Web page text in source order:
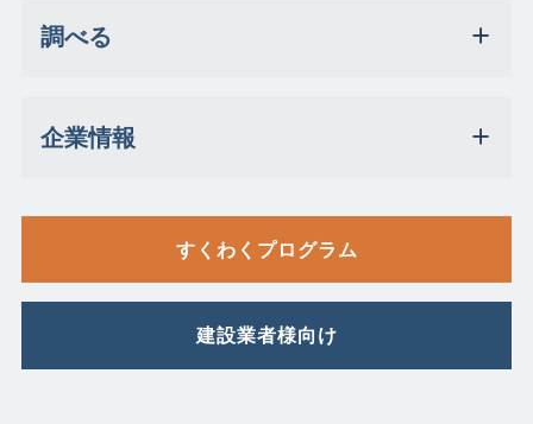
調べる
企業情報
すくわくプログラム
建設業者様向け